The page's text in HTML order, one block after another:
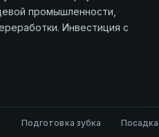
промышленности,
Инвестиция с
Подготовка зубка Посадка